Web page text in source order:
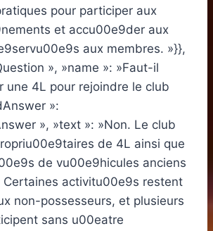
pour participer aux
et accu00e9der aux
aux membres. »}},
», »name »: »Faut-il
une 4L pour rejoindre le club
»:
», »text »: »Non. Le club
de 4L ainsi que
de vu00e9hicules anciens
Certaines activitu00e9s restent
non-possesseurs, et plusieurs
sans u00eatre